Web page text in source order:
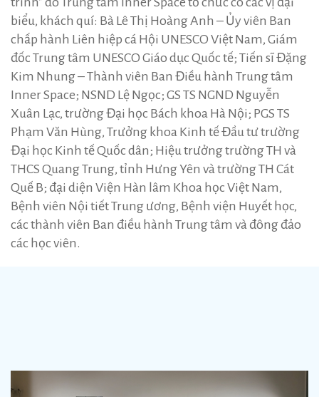
biểu, khách quí: Bà Lê Thị Hoàng Anh – Ủy viên Ban
chấp hành Liên hiệp cá Hội UNESCO Việt Nam, Giám
đốc Trung tâm UNESCO Giáo dục Quốc tế; Tiến sĩ Đặng
Kim Nhung – Thành viên Ban Điều hành Trung tâm
Inner Space; NSND Lệ Ngọc; GS TS NGND Nguyễn
Xuân Lạc, trường Đại học Bách khoa Hà Nội; PGS TS
Phạm Văn Hùng, Trưởng khoa Kinh tế Đầu tư trường
Đại học Kinh tế Quốc dân; Hiệu trưởng trường TH và
THCS Quang Trung, tỉnh Hưng Yên và trường TH Cát
Quế B; đại diện Viện Hàn lâm Khoa học Việt Nam,
Bệnh viên Nội tiết Trung ương, Bệnh viện Huyết học,
các thành viên Ban điều hành Trung tâm và đông đảo
các học viên.